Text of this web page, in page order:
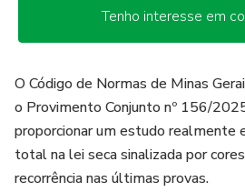
Tenho interesse em
O Código de Normas de Minas
o Provimento Conjunto nº 156/
proporcionar um estudo realmente
total na lei seca sinalizada por
recorrência nas últimas provas.